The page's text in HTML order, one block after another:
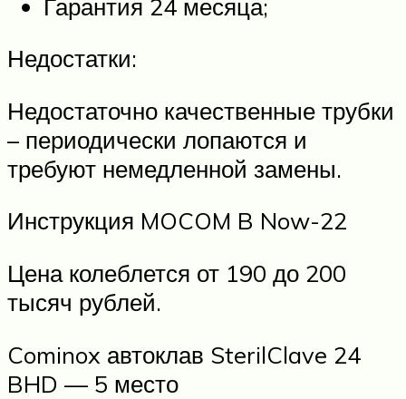
Гарантия 24 месяца;
Недостатки:
Недостаточно качественные трубки
– периодически лопаются и
требуют немедленной замены.
Инструкция MOCOM B Now-22
Цена колеблется от 190 до 200
тысяч рублей.
Cominox автоклав SterilClave 24
BHD — 5 место